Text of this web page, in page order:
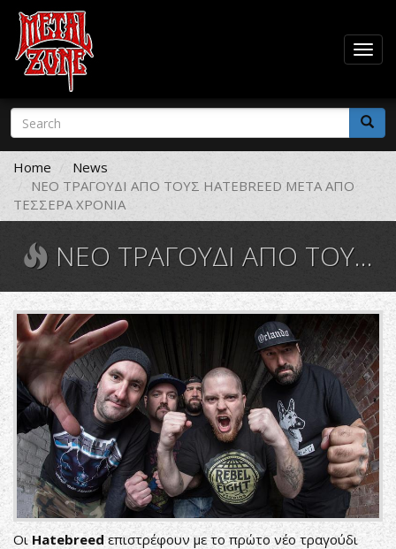
Skip
main
content
Search
form
Search
Home
News
ΝΕΟ ΤΡΑΓΟΥΔΙ ΑΠΟ ΤΟΥΣ HATEBREED ΜΕΤΑ ΑΠΟ
ΤΕΣΣΕΡΑ ΧΡΟΝΙΑ
ΝΕΟ ΤΡΑΓΟΥΔΙ ΑΠΟ ΤΟΥΣ HATEBREED ΜΕΤΑ ΑΠΟ ΤΕΣΣΕΡΑ ΧΡΟΝΙΑ
hatebreed.jpg
Οι Hatebreedεπιστρέφουν με το πρώτο νέο τραγούδι